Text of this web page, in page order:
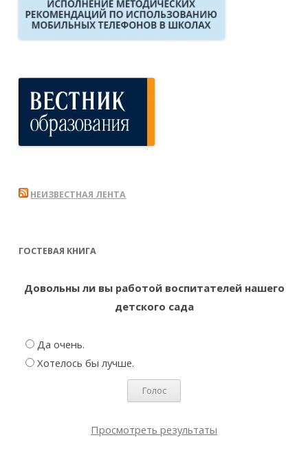
НЕИЗВЕСТНАЯ ЛЕНТА
ГОСТЕВАЯ КНИГА
Довольны ли вы работой воспитателей нашего
детского сада
Да очень.
Хотелось бы лучше.
Просмотреть результаты